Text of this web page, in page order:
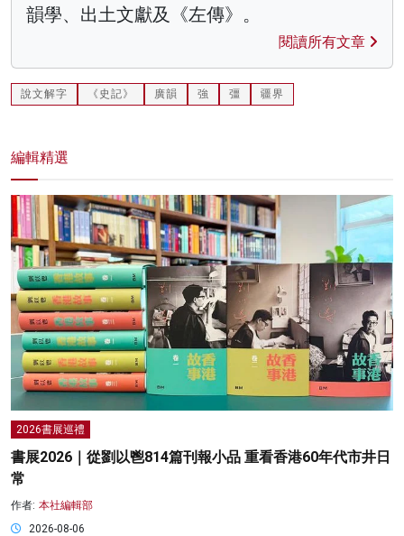
韻學、出土文獻及《左傳》。
閱讀所有文章
說文解字 《史記》 廣韻 強 彊 疆界
編輯精選
2026書展巡禮
書展2026｜從劉以鬯814篇刊報小品 重看香港60年代市井日
常
作者: 本社編輯部
2026-08-06